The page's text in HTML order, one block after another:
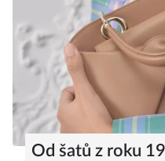
Od šatů z roku